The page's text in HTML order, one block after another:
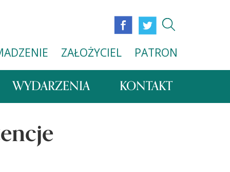
ZAŁOŻYCIEL PATRON
WYDARZENIA KONTAKT